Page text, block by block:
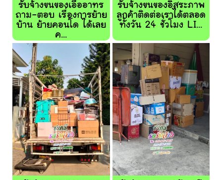
รับจ้างขนของเอื้ออาทร
ถาม-ตอบ เรื่องการย้าย
บ้าน ย้ายคอนโด ได้เลย
ค...
รับจ้างขนของอิสระภาพ
ลูกค้าติดต่อเราได้ตลอด
ทั้งวัน 24 ชั่วโมง LI...